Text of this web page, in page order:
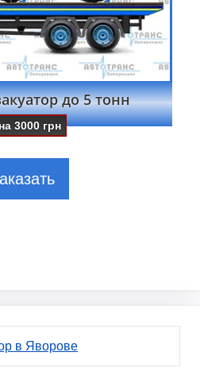
до 5 тонн
3000 грн
в Яворове